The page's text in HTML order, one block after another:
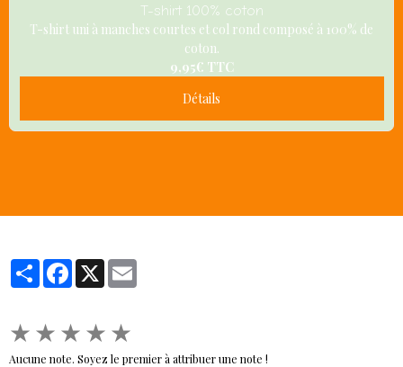
T-shirt 100% coton
T-shirt uni à manches courtes et col rond composé à 100% de
coton.
9,95€ TTC
Détails
PartagerFacebook
X
★★★★★
Aucune note. Soyez le premier à attribuer une note !